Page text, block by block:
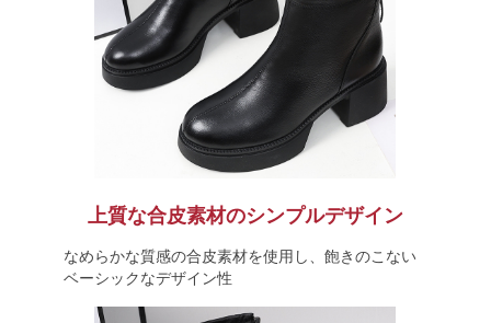
上質な合皮素材のシンプルデザイン
なめらかな質感の合皮素材を使用し、飽きのこない
ベーシックなデザイン性